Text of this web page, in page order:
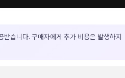
습니다. 구매자에게 추가 비용은 발생하지